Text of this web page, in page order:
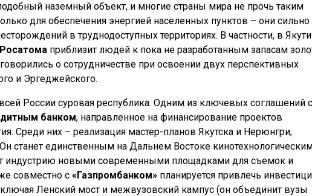
наземный объект, и многие страны мира не прочь таким
для обеспечения энергией населенных пунктов – они сильно
в труднодоступных территориях. В частности, в
Росатома приблизит людей к пока не разработанным запасам
о сотрудничестве при освоении двух перспективных
и Эргеджейского.
России суровая республика. Одним из ключевых соглашений
банком, направленное на финансирование проектов
Среди них – реализация мастер-планов Якутска и Нерюнгри,
станет единственным на Дальнем Востоке
индустрию новыми современными площадками для съемок и
совместно с «Газпромбанком» планируется привлечь
Ленский мост и межвузовский кампус (он объединит вузы